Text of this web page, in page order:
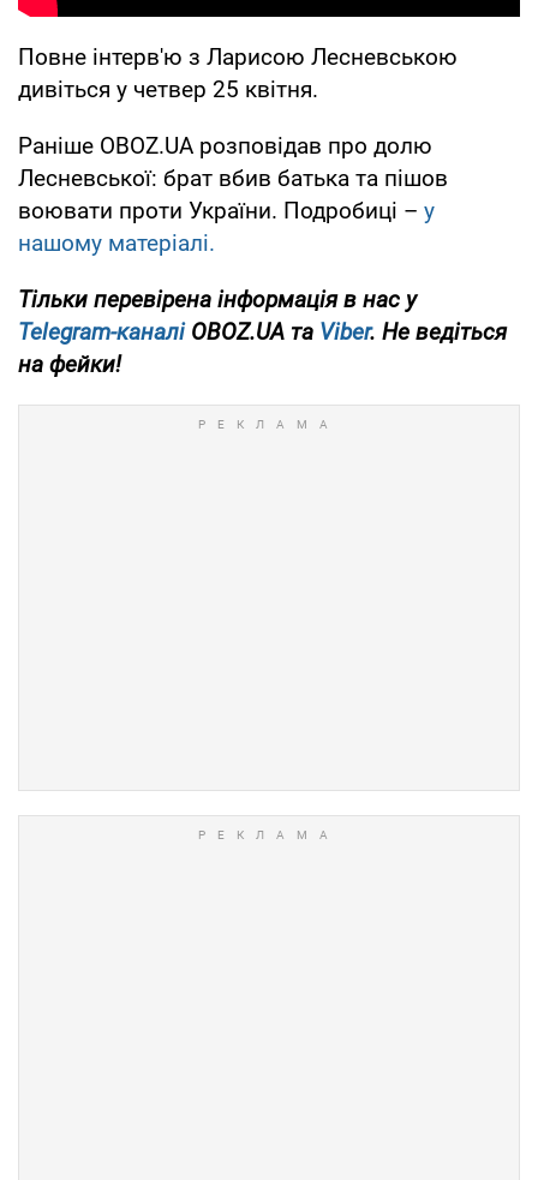
Повне інтерв'ю з Ларисою Лесневською
дивіться у четвер 25 квітня.
Раніше OBOZ.UA розповідав про долю
Лесневської: брат вбив батька та пішов
воювати проти України. Подробиці – у
нашому матеріалі.
Тільки перевірена інформація в нас у
Telegram-каналіOBOZ.UA та Viber. Не ведіться
на фейки!